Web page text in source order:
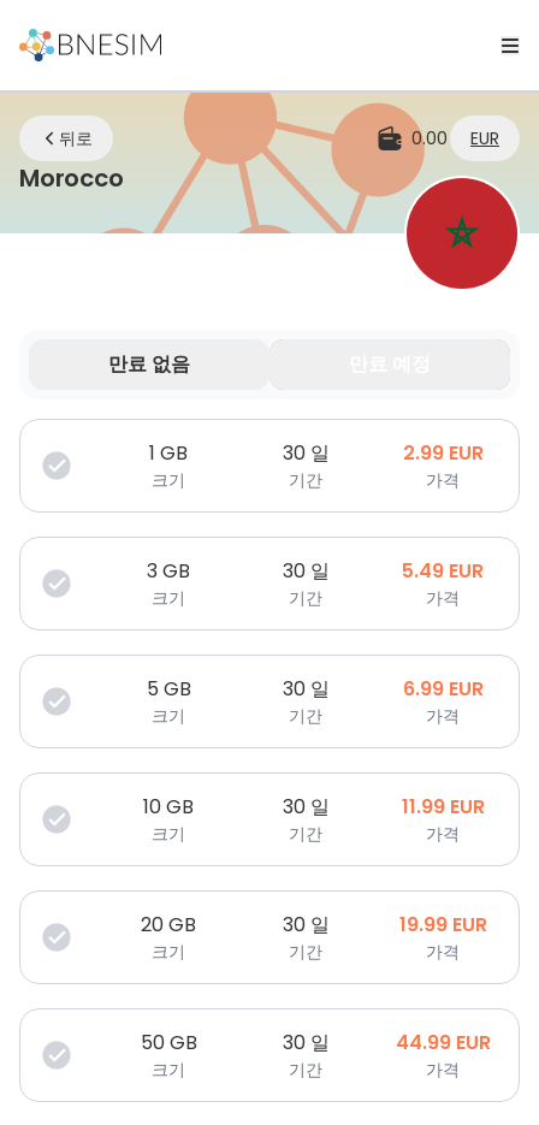
뒤로 0.00 EUR
MoroccoeSIM | 어디에 있든 연결 유지
만료 없음
데이터는 제한된 기간 동안만 유효합니다.
1 GB
크기
30 일
기간
2.99 EUR
가격
3GB
크기
30 일
기간
5.49 EUR
가격
5 GB
크기
30 일
기간
6.99 EUR
가격
10GB
크기
30 일
기간
11.99 EUR
가격
20GB
크기
30 일
기간
19.99 EUR
가격
50GB
크기
30 일
기간
44.99 EUR
가격